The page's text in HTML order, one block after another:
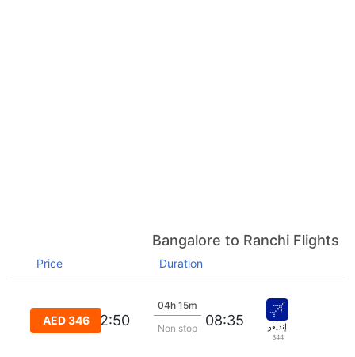
Bangalore to Ranchi Flights
Duration
Price
إنديغو
344
08:35
04h 15m
Non stop
12:50
AED 346